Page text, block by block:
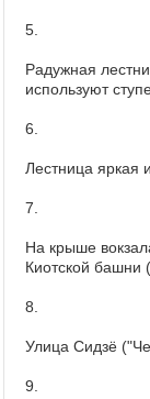
5.
Радужная
используют
6.
Лестница яркая
7.
На крыше
Киотской башни
8.
Улица Сидзё
9.